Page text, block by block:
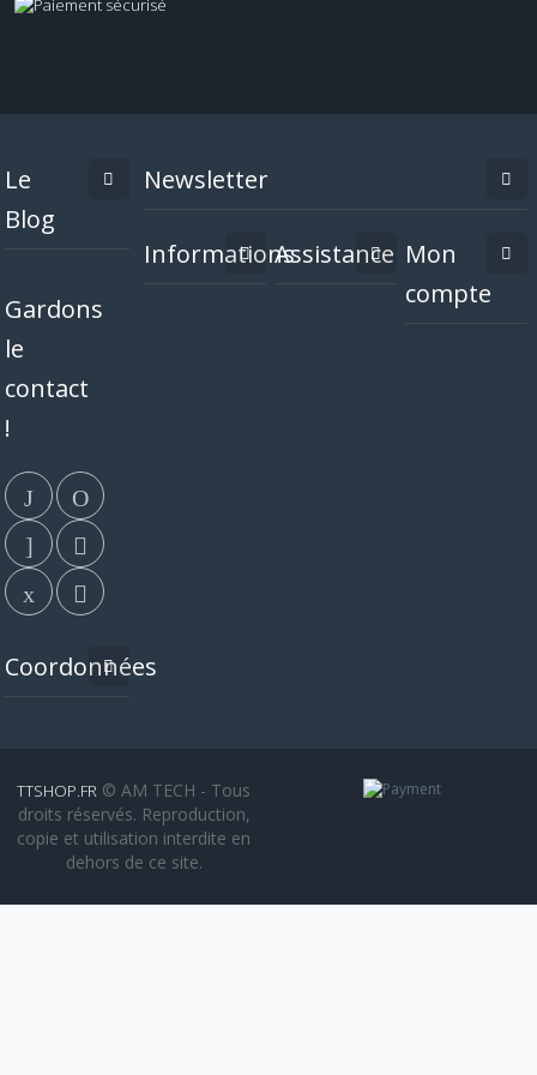
Le
Blog
Gardons
le
contact
!
Coordonnées
Newsletter
InformationsAssistance Mon
compte
TTSHOP.FR © AM TECH - Tous
droits réservés. Reproduction,
copie et utilisation interdite en
dehors de ce site.